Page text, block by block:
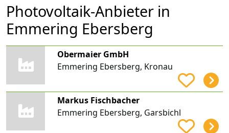
Photovoltaik-Anbieter in
Emmering Ebersberg
Obermaier GmbH
Emmering Ebersberg, Kronau
Markus Fischbacher
Emmering Ebersberg, Garsbichl